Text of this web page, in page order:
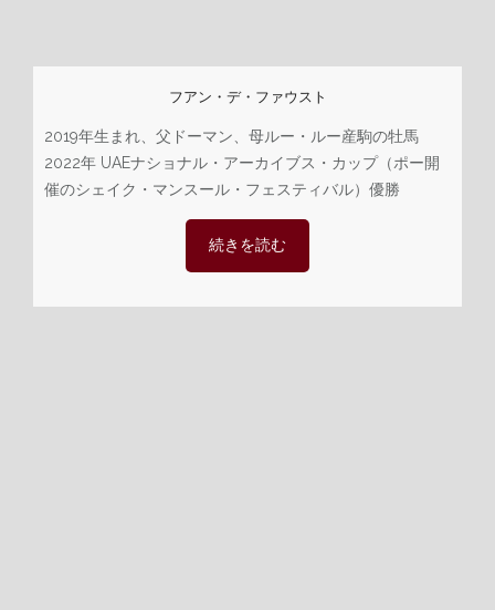
フアン・デ・ファウスト
2019年生まれ、父ドーマン、母ルー・ルー産駒の牡馬
2022年 UAEナショナル・アーカイブス・カップ（ポー開
催のシェイク・マンスール・フェスティバル）優勝
続きを読む